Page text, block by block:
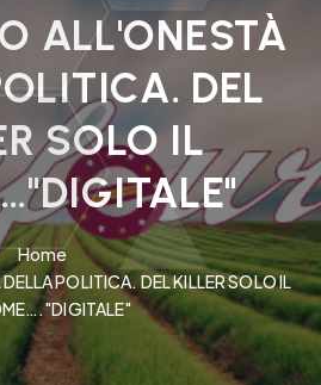
ALL'ONESTÀ
DEL
SOLO IL
Home
POLITICA. DEL KILLER SOLO IL